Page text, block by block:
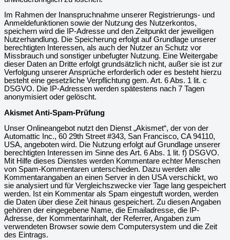
Im Rahmen der Inanspruchnahme unserer Registrierungs- und
Anmeldefunktionen sowie der Nutzung des Nutzerkontos,
speichern wird die IP-Adresse und den Zeitpunkt der jeweiligen
Nutzerhandlung. Die Speicherung erfolgt auf Grundlage unserer
berechtigten Interessen, als auch der Nutzer an Schutz vor
Missbrauch und sonstiger unbefugter Nutzung. Eine Weitergabe
dieser Daten an Dritte erfolgt grundsätzlich nicht, außer sie ist zur
Verfolgung unserer Ansprüche erforderlich oder es besteht hierzu
besteht eine gesetzliche Verpflichtung gem. Art. 6 Abs. 1 lit. c
DSGVO. Die IP-Adressen werden spätestens nach 7 Tagen
anonymisiert oder gelöscht.
Akismet Anti-Spam-Prüfung
Unser Onlineangebot nutzt den Dienst „Akismet“, der von der
Automattic Inc., 60 29th Street #343, San Francisco, CA 94110,
USA, angeboten wird. Die Nutzung erfolgt auf Grundlage unserer
berechtigten Interessen im Sinne des Art. 6 Abs. 1 lit. f) DSGVO.
Mit Hilfe dieses Dienstes werden Kommentare echter Menschen
von Spam-Kommentaren unterschieden. Dazu werden alle
Kommentarangaben an einen Server in den USA verschickt, wo
sie analysiert und für Vergleichszwecke vier Tage lang gespeichert
werden. Ist ein Kommentar als Spam eingestuft worden, werden
die Daten über diese Zeit hinaus gespeichert. Zu diesen Angaben
gehören der eingegebene Name, die Emailadresse, die IP-
Adresse, der Kommentarinhalt, der Referrer, Angaben zum
verwendeten Browser sowie dem Computersystem und die Zeit
des Eintrags.